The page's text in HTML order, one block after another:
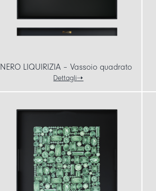
NERO LIQUIRIZIA – Vassoio quadrato
Dettagli